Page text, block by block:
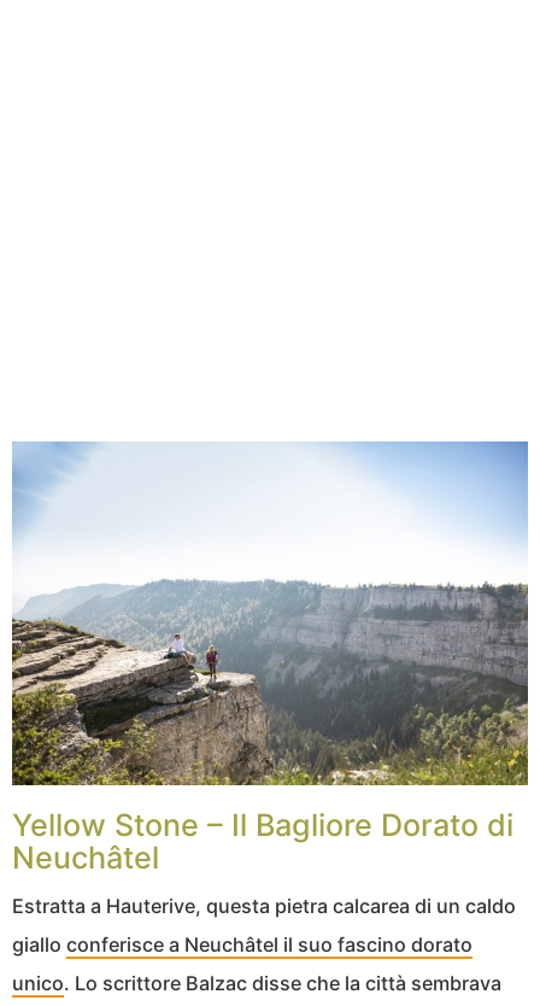
Yellow Stone – Il Bagliore Dorato di
Neuchâtel
Estratta a Hauterive, questa pietra calcarea di un caldo
giallo conferisce a Neuchâtel il suo fascino dorato
unico. Lo scrittore Balzac disse che la città sembrava